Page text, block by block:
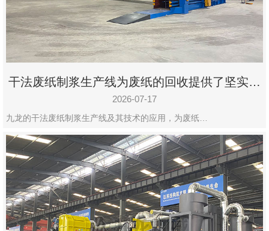
号-1
干法废纸制浆生产线为废纸的回收提供了坚实的
保障
2026-07-17
九龙的干法废纸制浆生产线及其技术的应用，为废纸…